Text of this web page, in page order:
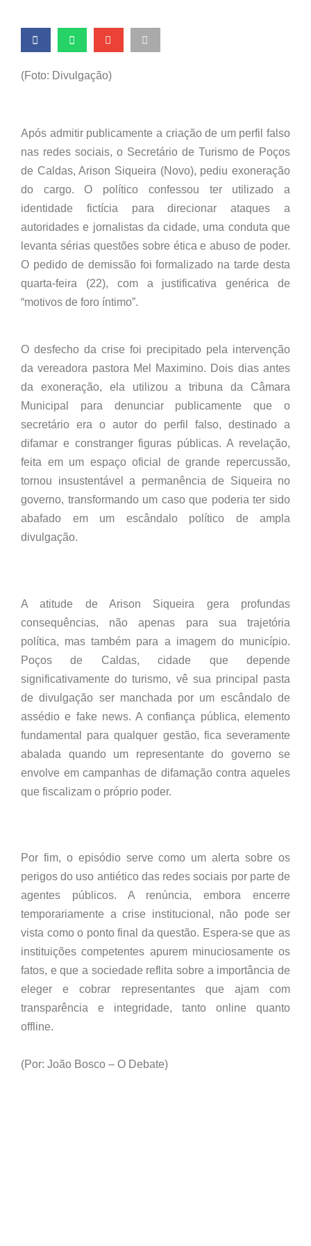
(Foto: Divulgação)
Após admitir publicamente a criação de um perfil falso
nas redes sociais, o Secretário de Turismo de Poços
de Caldas, Arison Siqueira (Novo), pediu exoneração
do cargo. O político confessou ter utilizado a
identidade fictícia para direcionar ataques a
autoridades e jornalistas da cidade, uma conduta que
levanta sérias questões sobre ética e abuso de poder.
O pedido de demissão foi formalizado na tarde desta
quarta-feira (22), com a justificativa genérica de
“motivos de foro íntimo”.
O desfecho da crise foi precipitado pela intervenção
da vereadora pastora Mel Maximino. Dois dias antes
da exoneração, ela utilizou a tribuna da Câmara
Municipal para denunciar publicamente que o
secretário era o autor do perfil falso, destinado a
difamar e constranger figuras públicas. A revelação,
feita em um espaço oficial de grande repercussão,
tornou insustentável a permanência de Siqueira no
governo, transformando um caso que poderia ter sido
abafado em um escândalo político de ampla
divulgação.
A atitude de Arison Siqueira gera profundas
consequências, não apenas para sua trajetória
política, mas também para a imagem do município.
Poços de Caldas, cidade que depende
significativamente do turismo, vê sua principal pasta
de divulgação ser manchada por um escândalo de
assédio e fake news. A confiança pública, elemento
fundamental para qualquer gestão, fica severamente
abalada quando um representante do governo se
envolve em campanhas de difamação contra aqueles
que fiscalizam o próprio poder.
Por fim, o episódio serve como um alerta sobre os
perigos do uso antiético das redes sociais por parte de
agentes públicos. A renúncia, embora encerre
temporariamente a crise institucional, não pode ser
vista como o ponto final da questão. Espera-se que as
instituições competentes apurem minuciosamente os
fatos, e que a sociedade reflita sobre a importância de
eleger e cobrar representantes que ajam com
transparência e integridade, tanto online quanto
offline.
(Por: João Bosco – O Debate)